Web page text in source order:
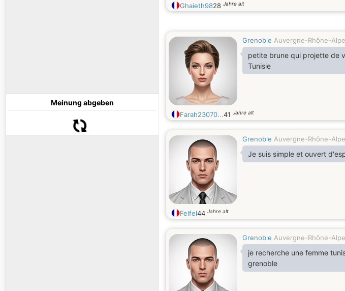
Meinung abgeben
Ghaieth9828 Jahre alt
Grenoble Auvergne-Rhône-
petite brune qui projette de
Tunisie
Farah23070...41 Jahre alt
Grenoble Auvergne-Rhône-
Je suis simple et ouvert
Felfel44 Jahre alt
Grenoble Auvergne-Rhône-
je recherche une femme
grenoble